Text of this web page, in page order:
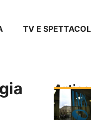
TV E